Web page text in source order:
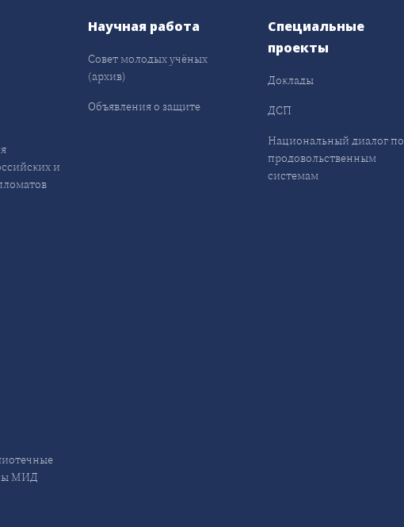
и
Научная работа
Совет молодых учёных
(архив)
Объявления о защите
Специальные
проекты
Доклады
ДСП
Национальный диалог по
продовольственным
системам
МИД